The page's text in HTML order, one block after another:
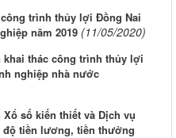
trình thủy lợi Đồng Nai
năm 2019 (11/05/2020)
khai thác công trình thủy lợi
nghiệp nhà nước
số kiến thiết và Dịch vụ
độ tiền lương, tiền thưởng